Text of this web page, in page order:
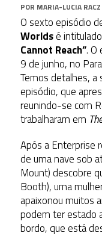
POR MARIA-LUCIA RACZ
O sexto episódio
Worldsé intitulado
Cannot Reach”. O
9 de junho, no
Temos detalhes, a
episódio, que
reunindo-se com
trabalharam em
Após a Enterprise
de uma nave sob
Mount) descobre
Booth), uma
apaixonou muitos
podem ter estado
bordo, que está